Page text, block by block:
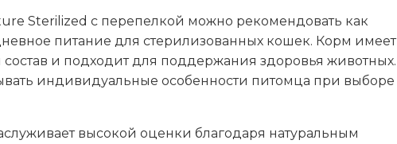
Sterilized с перепелкой можно рекомендовать как
питание для стерилизованных кошек. Корм имеет
и подходит для поддержания здоровья животных.
индивидуальные особенности питомца при выборе
высокой оценки благодаря натуральным